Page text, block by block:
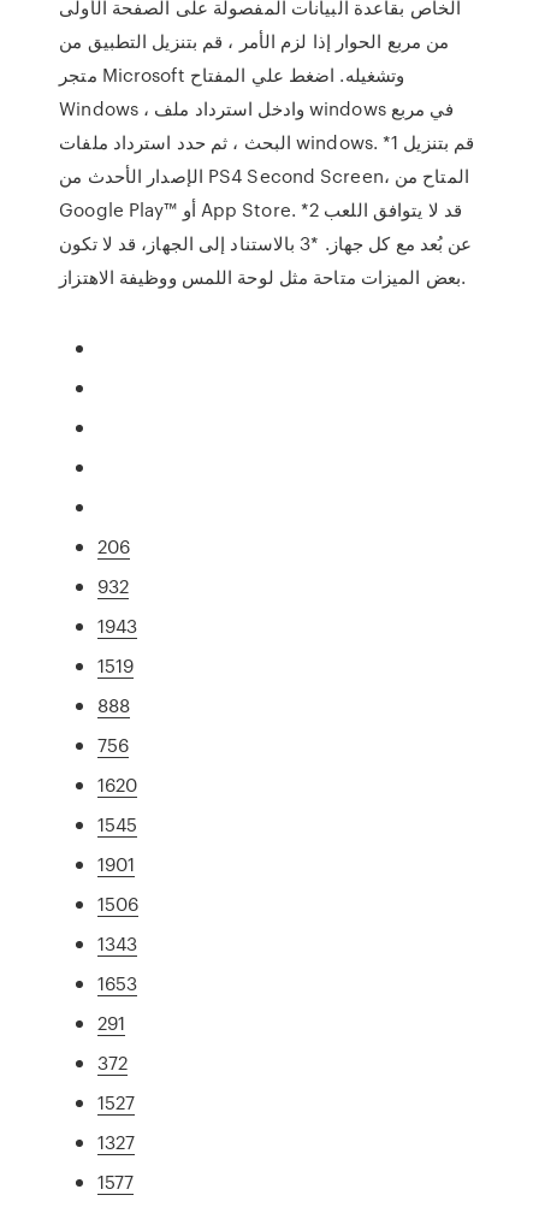
الخاص بقاعدة البيانات المفصولة على الصفحة الأولى
من مربع الحوار إذا لزم الأمر ، قم بتنزيل التطبيق من
متجر Microsoft وتشغيله. اضغط علي المفتاح
Windows ، وادخل استرداد ملف windows في مربع
البحث ، ثم حدد استرداد ملفات windows. *1 قم بتنزيل
الإصدار الأحدث من PS4 Second Screen، المتاح من
Google Play™‎ أو App Store. *2 قد لا يتوافق اللعب
عن بُعد مع كل جهاز. *3 بالاستناد إلى الجهاز، قد لا تكون
بعض الميزات متاحة مثل لوحة اللمس ووظيفة الاهتزاز.
206
932
1943
1519
888
756
1620
1545
1901
1506
1343
1653
291
372
1527
1327
1577